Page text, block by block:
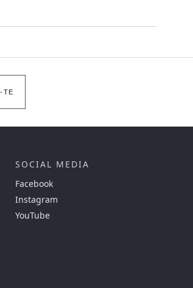
TE
SOCIAL MEDIA
Facebook
Instagram
YouTube